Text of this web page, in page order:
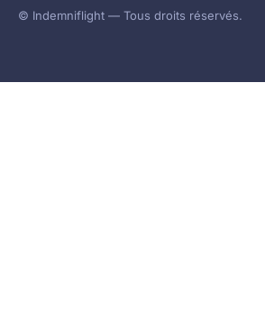
© Indemniflight — Tous droits réservés.